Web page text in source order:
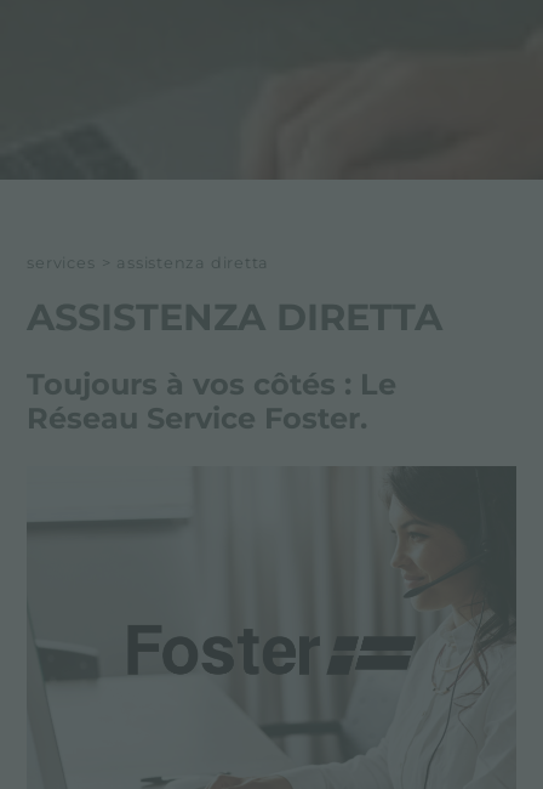
services > assistenza diretta
ASSISTENZA DIRETTA
Toujours à vos côtés : Le
Réseau Service Foster.